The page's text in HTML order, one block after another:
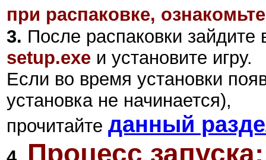
при распаковке,
3. После распаковки зайдите
setup.exe и установите игру.
Если во время установки
установка не начинается),
прочитайте данный
Процесс запуска: